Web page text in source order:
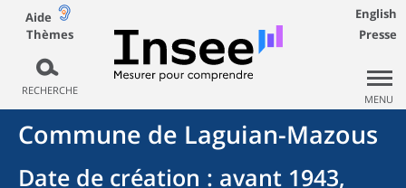
Aide
Thèmes
RECHERCHE
English
Presse
MENU
Commune de Laguian-Mazous
Date de création : avant 1943,